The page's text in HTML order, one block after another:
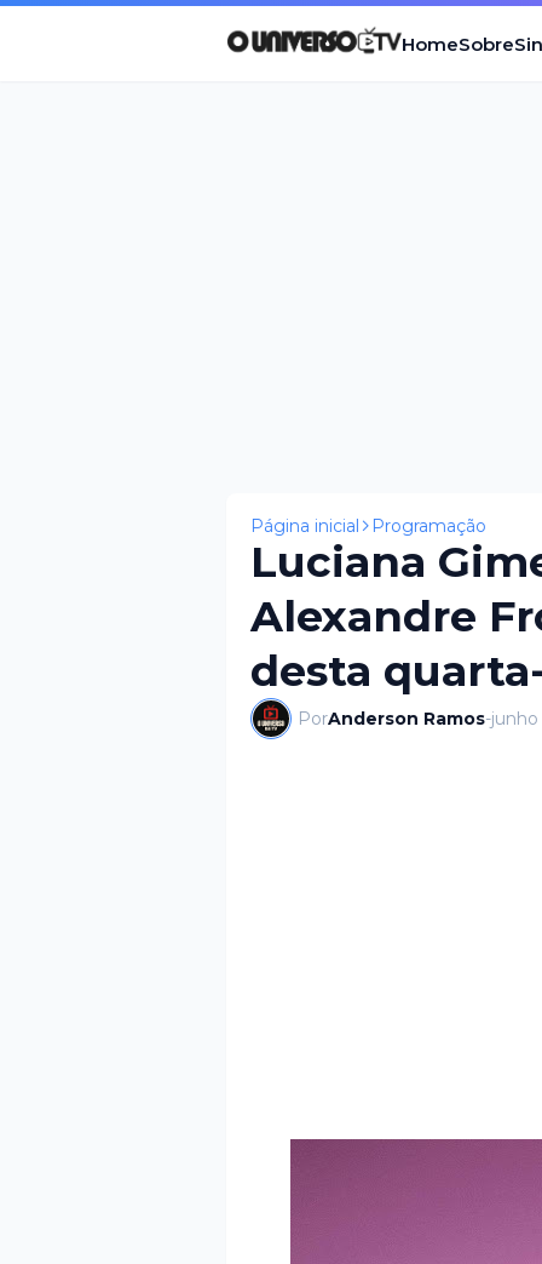
HomeSobre
Página inicial Programação
Luciana
Alexandre
desta
PorAnderson Ramos-junho